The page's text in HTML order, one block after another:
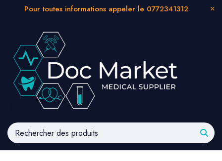
Pour toutes informations appeler le 0772341312